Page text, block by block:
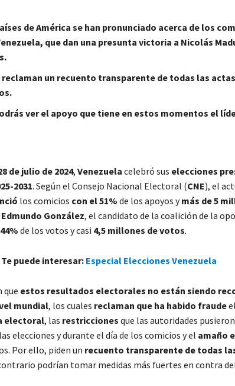
de América se han pronunciado acerca de los
que dan una presunta victoria a Nicolás
reclaman un recuento transparente de todas las
ver el apoyo que tiene en estos momentos el
de julio de 2024, Venezuela celebró sus elecciones
2031. Según el Consejo Nacional Electoral (CNE), el
los comicios con el 51% de los apoyos ymás de 5
Edmundo González, el candidato de la coalición de la
44% de los votos y casi 4,5 millones de votos.
puede interesar:Especial Elecciones Venezuela
que estos resultados electorales no están siendo
mundial, los cuales reclaman que ha habido fraude
electoral, las restricciones que las autoridades
elecciones y durante el día de los comicios y el amaño
Por ello, piden un recuento transparente de todas
podrían tomar medidas más fuertes en contra